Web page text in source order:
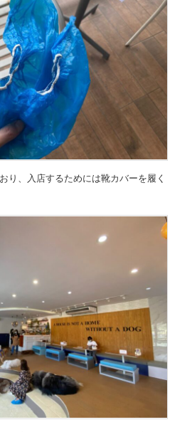
り、入店するためには靴カバーを履く